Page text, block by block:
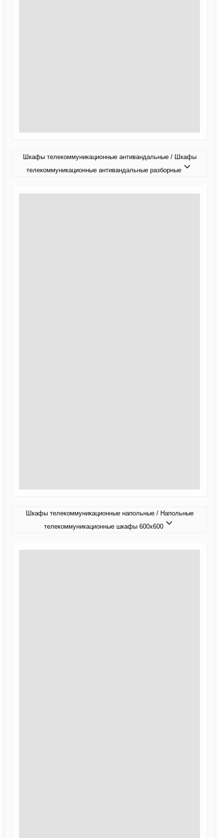
Шкафы телекоммуникационные антивандальные / Шкафы
телекоммуникационные антивандальные разборные
Шкафы телекоммуникационные напольные / Напольные
телекоммуникационные шкафы 600x600